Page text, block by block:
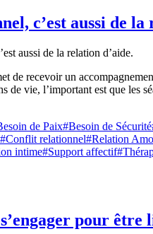
c’est aussi de la
de recevoir un
de vie, l’important est que les
de Paix#Besoin de Sécurité
#Conflit relationnel#Relation
intime#Support affectif
pour être